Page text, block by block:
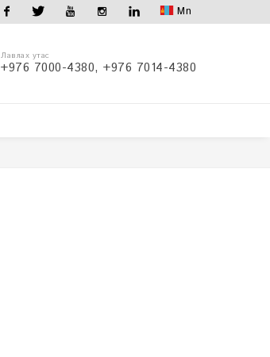
Mn
Лавлах утас
+976 7000-4380, +976 7014-4380